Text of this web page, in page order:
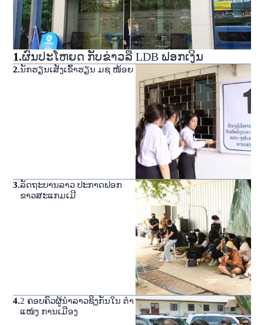
1.ຜົນປະໂຫຍດ ກັບຂ່າວລື LDB ຟອກເງິນ
2.ນັກຮຽນເສັງເຂົ້າຮຽນ ມຊ ໜ້ອຍ
3.ລັດຖະບານລາວ ປະກາດຟອກ
ຂາວສະແກມເມີ
4.2 ຄອບຄົວຜູ້ນໍາລາວຊິງກັນໃນ ຕໍາ
ແໜ່ງ ການເມືອງ